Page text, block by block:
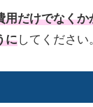
用だけでなく
にしてください